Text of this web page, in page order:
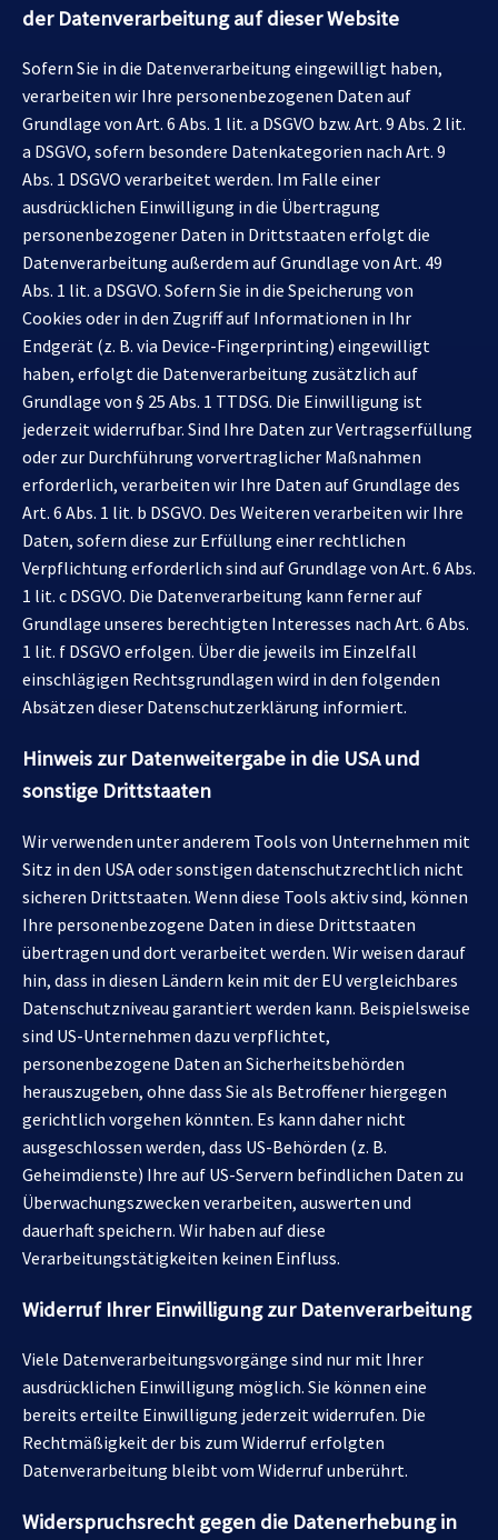
der Datenverarbeitung auf dieser Website
Sofern Sie in die Datenverarbeitung eingewilligt haben,
verarbeiten wir Ihre personenbezogenen Daten auf
Grundlage von Art. 6 Abs. 1 lit. a DSGVO bzw. Art. 9 Abs. 2 lit.
a DSGVO, sofern besondere Datenkategorien nach Art. 9
Abs. 1 DSGVO verarbeitet werden. Im Falle einer
ausdrücklichen Einwilligung in die Übertragung
personenbezogener Daten in Drittstaaten erfolgt die
Datenverarbeitung außerdem auf Grundlage von Art. 49
Abs. 1 lit. a DSGVO. Sofern Sie in die Speicherung von
Cookies oder in den Zugriff auf Informationen in Ihr
Endgerät (z. B. via Device-Fingerprinting) eingewilligt
haben, erfolgt die Datenverarbeitung zusätzlich auf
Grundlage von § 25 Abs. 1 TTDSG. Die Einwilligung ist
jederzeit widerrufbar. Sind Ihre Daten zur Vertragserfüllung
oder zur Durchführung vorvertraglicher Maßnahmen
erforderlich, verarbeiten wir Ihre Daten auf Grundlage des
Art. 6 Abs. 1 lit. b DSGVO. Des Weiteren verarbeiten wir Ihre
Daten, sofern diese zur Erfüllung einer rechtlichen
Verpflichtung erforderlich sind auf Grundlage von Art. 6 Abs.
1 lit. c DSGVO. Die Datenverarbeitung kann ferner auf
Grundlage unseres berechtigten Interesses nach Art. 6 Abs.
1 lit. f DSGVO erfolgen. Über die jeweils im Einzelfall
einschlägigen Rechtsgrundlagen wird in den folgenden
Absätzen dieser Datenschutzerklärung informiert.
Hinweis zur Datenweitergabe in die USA und
sonstige Drittstaaten
Wir verwenden unter anderem Tools von Unternehmen mit
Sitz in den USA oder sonstigen datenschutzrechtlich nicht
sicheren Drittstaaten. Wenn diese Tools aktiv sind, können
Ihre personenbezogene Daten in diese Drittstaaten
übertragen und dort verarbeitet werden. Wir weisen darauf
hin, dass in diesen Ländern kein mit der EU vergleichbares
Datenschutzniveau garantiert werden kann. Beispielsweise
sind US-Unternehmen dazu verpflichtet,
personenbezogene Daten an Sicherheitsbehörden
herauszugeben, ohne dass Sie als Betroffener hiergegen
gerichtlich vorgehen könnten. Es kann daher nicht
ausgeschlossen werden, dass US-Behörden (z. B.
Geheimdienste) Ihre auf US-Servern befindlichen Daten zu
Überwachungszwecken verarbeiten, auswerten und
dauerhaft speichern. Wir haben auf diese
Verarbeitungstätigkeiten keinen Einfluss.
Widerruf Ihrer Einwilligung zur Datenverarbeitung
Viele Datenverarbeitungsvorgänge sind nur mit Ihrer
ausdrücklichen Einwilligung möglich. Sie können eine
bereits erteilte Einwilligung jederzeit widerrufen. Die
Rechtmäßigkeit der bis zum Widerruf erfolgten
Datenverarbeitung bleibt vom Widerruf unberührt.
Widerspruchsrecht gegen die Datenerhebung in